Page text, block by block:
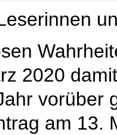
2020
vorüber
am 13.